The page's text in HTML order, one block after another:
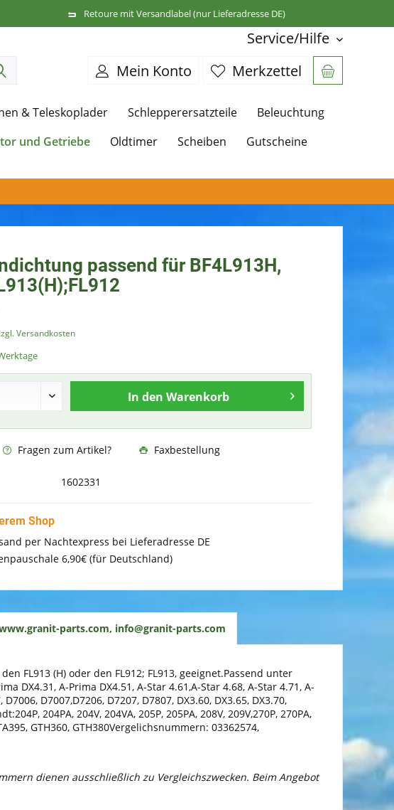
Retoure mit Versandlabel (nur Lieferadresse DE)
Service/Hilfe
Merkzettel
Mein Konto
& Teleskoplader Schlepperersatzteile
Beleuchtung
und Getriebe Oldtimer Scheiben
Gutscheine
passend für BF4L913H,
Versandkosten
In den Warenkorb
Fragen zum Artikel? Faxbestellung
1602331
Shop
per Nachtexpress bei Lieferadresse DE
6,90€ (für Deutschland)
parts.com, info@granit-parts.com
FL913 (H) oder den FL912; FL913, geeignet.Passend unter
DX4.31, A-Prima DX4.51, A-Star 4.61,A-Star 4.68, A-Star 4.71, A-
D7007,D7206, D7207, D7807, DX3.60, DX3.65, DX3.70,
204PA, 204V, 204VA, 205P, 205PA, 208V, 209V,270P, 270PA,
GTH360, GTH380Vergelichsnummern: 03362574,
dienen ausschließlich zu Vergleichszwecken. Beim Angebot